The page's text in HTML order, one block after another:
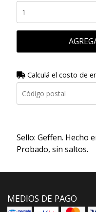
Calculá el costo de
Sello: Geffen. Hecho
Probado, sin saltos.
MEDIOS DE PAGO